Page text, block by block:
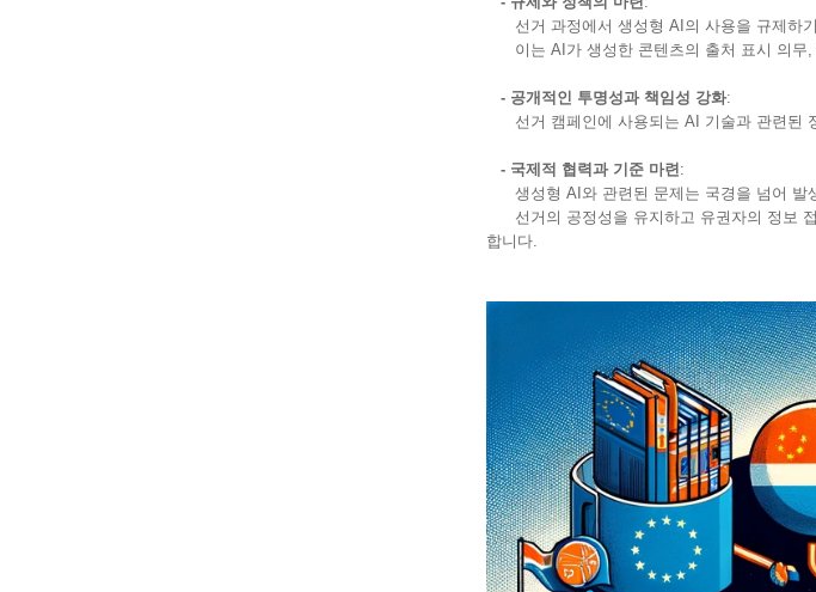
선거 과정에서 생성형 AI의 사용을 규제하
이는 AI가 생성한 콘텐츠의 출처 표시 의무,
- 공개적인 투명성과 책임성 강화:
선거 캠페인에 사용되는 AI 기술과 관련된
- 국제적 협력과 기준 마련:
생성형 AI와 관련된 문제는 국경을 넘어 발
선거의 공정성을 유지하고 유권자의 정보 접
합니다.